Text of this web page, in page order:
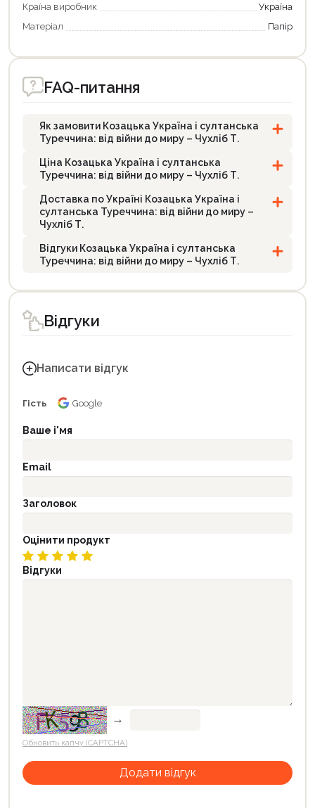
Країна виробник
Україна
Матеріал
Папір
FAQ-питання
Як замовити Козацька Україна і султанська
Туреччина: від війни до миру – Чухліб Т.
Ціна Козацька Україна і султанська
Туреччина: від війни до миру – Чухліб Т.
Доставка по Україні Козацька Україна і
султанська Туреччина: від війни до миру –
Чухліб Т.
Відгуки Козацька Україна і султанська
Туреччина: від війни до миру – Чухліб Т.
Відгуки
Написати відгук
Гість Google
Ваше і'мя
Email
Заголовок
Оцінити продукт
Відгуки
→
Обновить капчу (CAPTCHA)